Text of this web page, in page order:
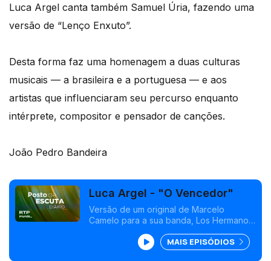
Luca Argel canta também Samuel Úria, fazendo uma
versão de “Lenço Enxuto”.
Desta forma faz uma homenagem a duas culturas
musicais — a brasileira e a portuguesa — e aos
artistas que influenciaram seu percurso enquanto
intérprete, compositor e pensador de canções.
João Pedro Bandeira
Luca Argel - "O Vencedor"
Versão de um original de Marcelo
Camelo para a sua banda, Los Hermanos,
MAIS EPISÓDIOS